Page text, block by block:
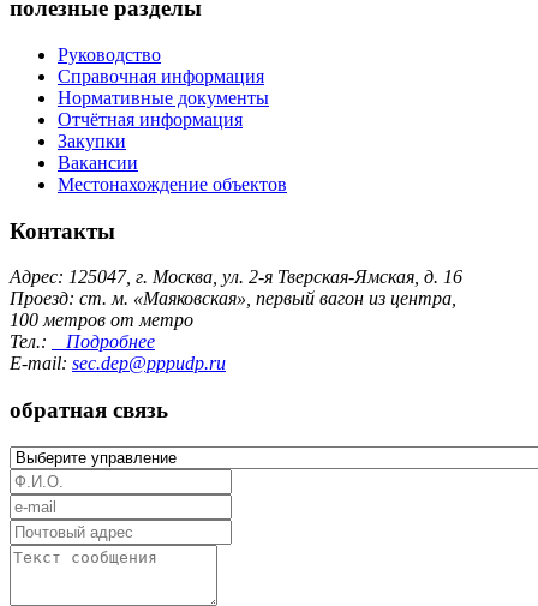
полезные разделы
Руководство
Справочная информация
Нормативные документы
Отчётная информация
Закупки
Вакансии
Местонахождение объектов
Контакты
Адрес: 125047, г. Москва, ул. 2-я Тверская-Ямская, д. 16
Проезд: ст. м. «Маяковская», первый вагон из центра,
100 метров от метро
Тел.:
Подробнее
E-mail: sec.dep@pppudp.ru
обратная связь